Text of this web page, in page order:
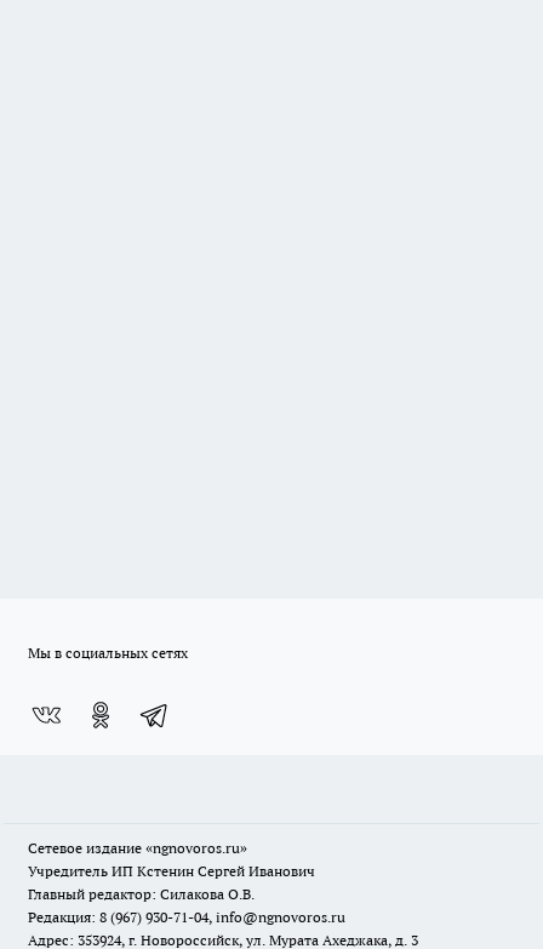
Мы в социальных сетях
Сетевое издание «ngnovoros.ru»
Учредитель ИП Кстенин Сергей Иванович
Главный редактор: Силакова О.В.
Редакция: 8 (967) 930-71-04, info@ngnovoros.ru
Адрес: 353924, г. Новороссийск, ул. Мурата Ахеджака, д. 3